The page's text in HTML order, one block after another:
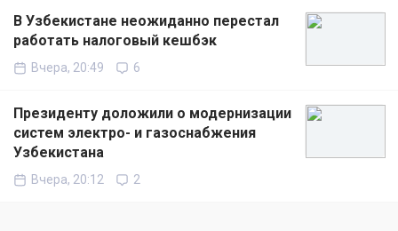
В Узбекистане неожиданно перестал
работать налоговый кешбэк
Вчера, 20:49 6
Президенту доложили о модернизации
систем электро- и газоснабжения
Узбекистана
Вчера, 20:12 2